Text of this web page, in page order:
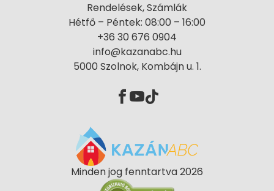
Rendelések, Számlák
Hétfő – Péntek: 08:00 – 16:00
+36 30 676 0904
info@kazanabc.hu
5000 Szolnok, Kombájn u. 1.
Minden jog fenntartva 2026